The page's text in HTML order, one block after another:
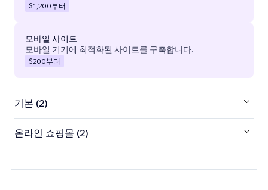
$1,200부터
모바일 사이트
모바일 기기에 최적화된 사이트를 구축합니다.
$200부터
기본 (2)
온라인 쇼핑몰 (2)